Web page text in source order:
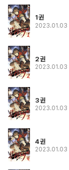
1권
2023.01.03
2권
2023.01.03
3권
2023.01.03
4권
2023.01.03